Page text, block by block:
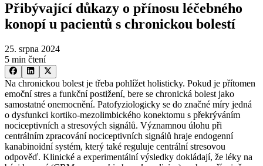
Přibývající důkazy o přínosu léčebného
konopí u pacientů s chronickou bolestí
25. srpna 2024
5 min čtení
Na chronickou bolest je třeba pohlížet holisticky. Pokud je přítomen
emoční stres a funkční postižení, bere se chronická bolest jako
samostatné onemocnění. Patofyziologicky se do značné míry jedná
o dysfunkci kortiko-mezolimbického konektomu s překrýváním
nociceptivních a stresových signálů. Významnou úlohu při
centrálním zpracování nociceptivních signálů hraje endogenní
kanabinoidní systém, který také reguluje centrální stresovou
odpověď. Klinické a experimentální výsledky dokládají, že léky na